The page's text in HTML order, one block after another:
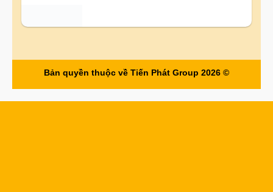
Bản quyền thuộc về Tiến Phát Group 2026 ©